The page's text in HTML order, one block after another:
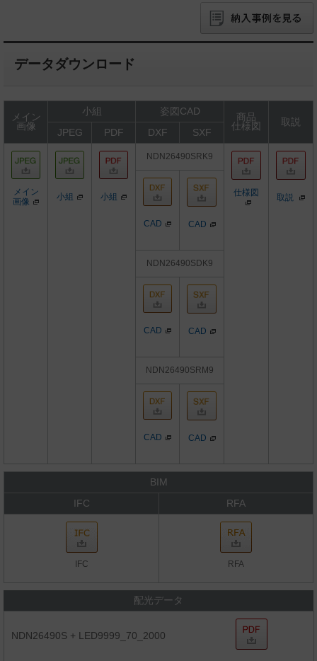
データダウンロード
メイン
画像
小組 姿図CAD
商品
仕様図
取説
JPEG
PDF DXF SXF
メイン
画像
小組 小組
NDN26490SRK9
仕様図 取説
CAD CAD
NDN26490SDK9
CAD CAD
NDN26490SRM9
CAD CAD
BIM
IFC
RFA
IFC RFA
配光データ
NDN26490S + LED9999_70_2000